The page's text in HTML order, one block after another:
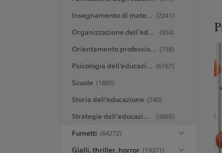
Insegnamento di materie specifiche (2241)
Organizzazione dell'educazione (854)
Orientamento professionale (758)
Psicologia dell’educazione (6167)
Scuole (1885)
Storia dell’educazione (740)
Strategie dell'educazione (3865)
Fumetti (64272)
Gialli, thriller, horror (19371)